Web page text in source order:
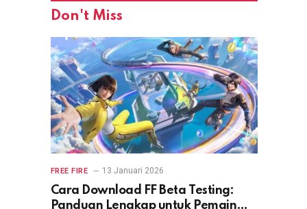
Don't Miss
FREE FIRE 13 Januari 2026
Cara Download FF Beta Testing:
Panduan Lengkap untuk Pemain